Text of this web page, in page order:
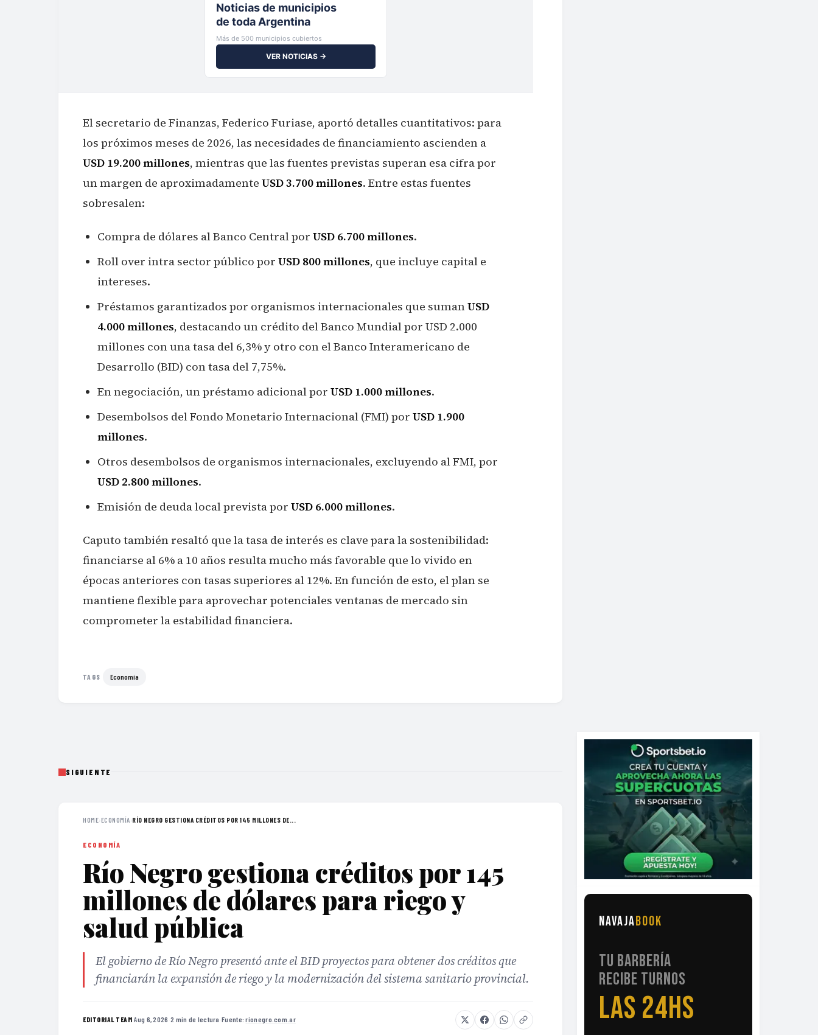
Tu municipio,
al instante
Más de 500 municipios cubiertos
VER NOTICIAS →
El secretario de Finanzas, Federico Furiase, aportó detalles cuantitativos: para
los próximos meses de 2026, las necesidades de financiamiento ascienden a
USD 19.200 millones, mientras que las fuentes previstas superan esa cifra por
un margen de aproximadamente USD 3.700 millones. Entre estas fuentes
sobresalen:
Compra de dólares al Banco Central por USD 6.700 millones.
Roll over intra sector público por USD 800 millones, que incluye capital e
intereses.
Préstamos garantizados por organismos internacionales que sumanUSD
4.000 millones, destacando un crédito del Banco Mundial por USD 2.000
millones con una tasa del 6,3% y otro con el Banco Interamericano de
Desarrollo (BID) con tasa del 7,75%.
En negociación, un préstamo adicional por USD 1.000 millones.
Desembolsos del Fondo Monetario Internacional (FMI) por USD 1.900
millones.
Otros desembolsos de organismos internacionales, excluyendo al FMI, por
USD 2.800 millones.
Emisión de deuda local prevista por USD 6.000 millones.
Caputo también resaltó que la tasa de interés es clave para la sostenibilidad:
financiarse al 6% a 10 años resulta mucho más favorable que lo vivido en
épocas anteriores con tasas superiores al 12%. En función de esto, el plan se
mantiene flexible para aprovechar potenciales ventanas de mercado sin
comprometer la estabilidad financiera.
TAGS Economía
SIGUIENTE
HOME›ECONOMÍA›RÍO NEGRO GESTIONA CRÉDITOS POR 145 MILLONES DE...
ECONOMÍA
Río Negro gestiona créditos por 145
millones de dólares para riego y
salud pública
El gobierno de Río Negro presentó ante el BID proyectos para obtener dos créditos que
financiarán la expansión de riego y la modernización del sistema sanitario provincial.
EDITORIAL TEAM·Aug 6, 2026 ·2 min de lectura ·Fuente:rionegro.com.ar
NAVAJABOOK
TU BARBERÍA
RECIBE TURNOS
LAS 24HS